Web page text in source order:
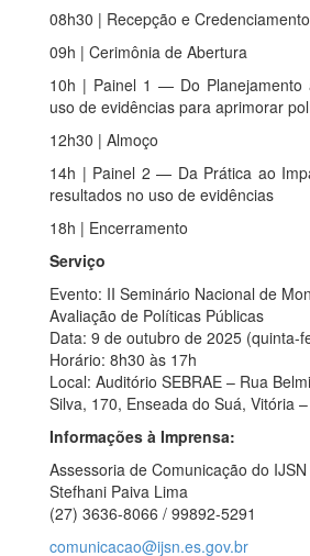
08h30 | Recepção e Credenciamento
09h | Cerimônia de Abertura
10h | Painel 1 — Do Planejamento
uso de evidências para aprimorar
12h30 | Almoço
14h | Painel 2 — Da Prática ao
resultados no uso de evidências
18h | Encerramento
Serviço
Evento: II Seminário Nacional de
Avaliação de Políticas Públicas
Data: 9 de outubro de 2025 (quinta-
Horário: 8h30 às 17h
Local: Auditório SEBRAE – Rua
Silva, 170, Enseada do Suá, Vitória
Informações à Imprensa:
Assessoria de Comunicação do IJSN
Stefhani Paiva Lima
(27) 3636-8066 / 99892-5291
comunicacao@ijsn.es.gov.br